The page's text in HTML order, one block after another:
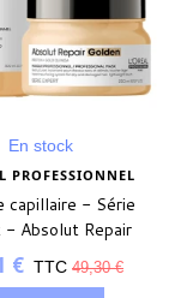
En stock
PROFESSIONNEL
capillaire - Série
- Absolut Repair
€ TTC 49,30 €